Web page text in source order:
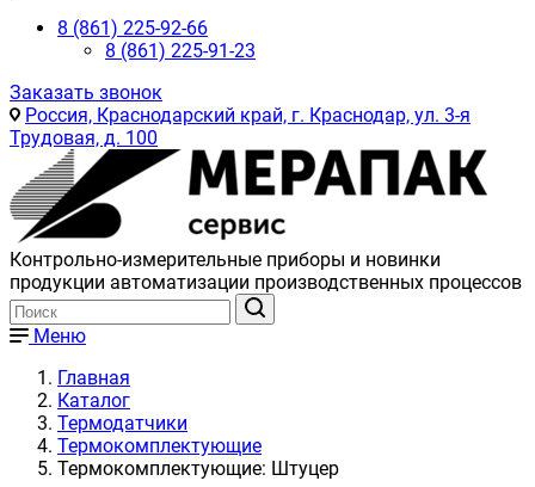
8 (861) 225-92-66
8 (861) 225-91-23
Заказать звонок
Россия, Краснодарский край, г. Краснодар, ул. 3-я
Трудовая, д. 100
Контрольно-измерительные приборы и новинки
продукции автоматизации производственных процессов
Меню
Главная
Каталог
Термодатчики
Термокомплектующие
Термокомплектующие: Штуцер